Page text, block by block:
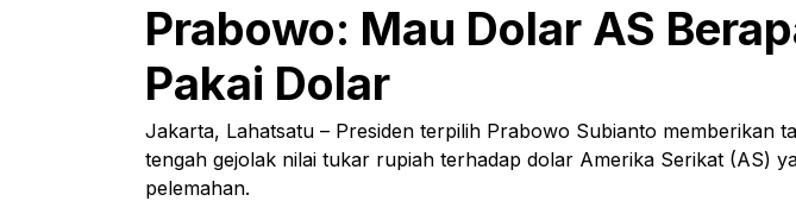
Prabowo: Mau Dolar AS
Pakai Dolar
Jakarta, Lahatsatu – Presiden terpilih Prabowo Subianto memberikan
tengah gejolak nilai tukar rupiah terhadap dolar Amerika Serikat (AS)
pelemahan.